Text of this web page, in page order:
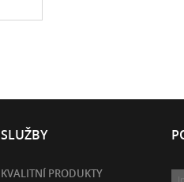
SLUŽBY
KVALITNÍ PRODUKTY